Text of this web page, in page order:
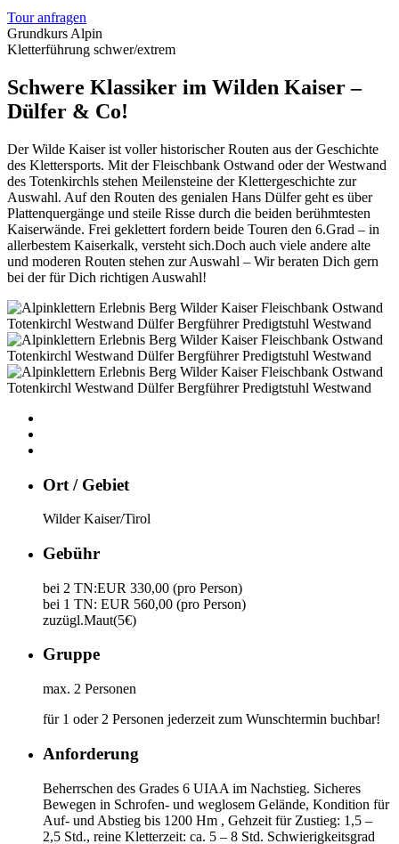
Tour anfragen
Grundkurs Alpin
Kletterführung schwer/extrem
Schwere Klassiker im Wilden Kaiser –
Dülfer & Co!
Der Wilde Kaiser ist voller historischer Routen aus der Geschichte
des Klettersports. Mit der Fleischbank Ostwand oder der Westwand
des Totenkirchls stehen Meilensteine der Klettergeschichte zur
Auswahl. Auf den Routen des genialen Hans Dülfer geht es über
Plattenquergänge und steile Risse durch die beiden berühmtesten
Kaiserwände. Frei geklettert fordern beide Touren den 6.Grad – in
allerbestem Kaiserkalk, versteht sich.Doch auch viele andere alte
und moderen Routen stehen zur Auswahl – Wir beraten Dich gern
bei der für Dich richtigen Auswahl!
Ort / Gebiet
Wilder Kaiser/Tirol
Gebühr
bei 2 TN:EUR 330,00 (pro Person)
bei 1 TN: EUR 560,00 (pro Person)
zuzügl.Maut(5€)
Gruppe
max. 2 Personen
für 1 oder 2 Personen jederzeit zum Wunschtermin buchbar!
Anforderung
Beherrschen des Grades 6 UIAA im Nachstieg. Sicheres
Bewegen in Schrofen- und weglosem Gelände, Kondition für
Auf- und Abstieg bis 1200 Hm , Gehzeit für Zustieg: 1,5 –
2,5 Std., reine Kletterzeit: ca. 5 – 8 Std. Schwierigkeitsgrad